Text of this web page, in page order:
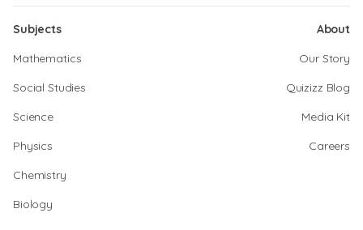
Subjects
Mathematics
Social Studies
Science
Physics
Chemistry
Biology
About
Our Story
Quizizz Blog
Media Kit
Careers